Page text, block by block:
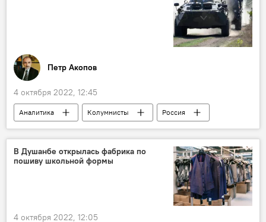
Петр Акопов
4 октября 2022, 12:45
Аналитика Колумнисты
Россия
Украина
Политика
Армия и вооружение
В Душанбе открылась фабрика по
пошиву школьной формы
4 октября 2022, 12:05